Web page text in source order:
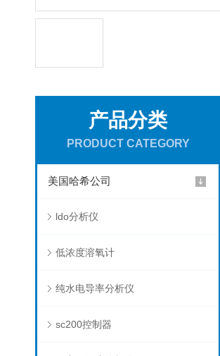
产品分类
PRODUCT CATEGORY
美国哈希公司
ldo分析仪
低浓度溶氧计
纯水电导率分析仪
sc200控制器